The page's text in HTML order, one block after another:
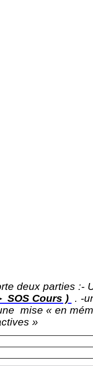
deux parties :-
SOS Cours ) . -
mise « en
»